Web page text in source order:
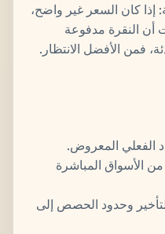
إذا كان السعر غير واضح،
أن النقرة مدفوعة
فمن الأفضل الانتظار.
الفعلي المعروض.
الأسواق المباشرة
وحدود الحصص إلى